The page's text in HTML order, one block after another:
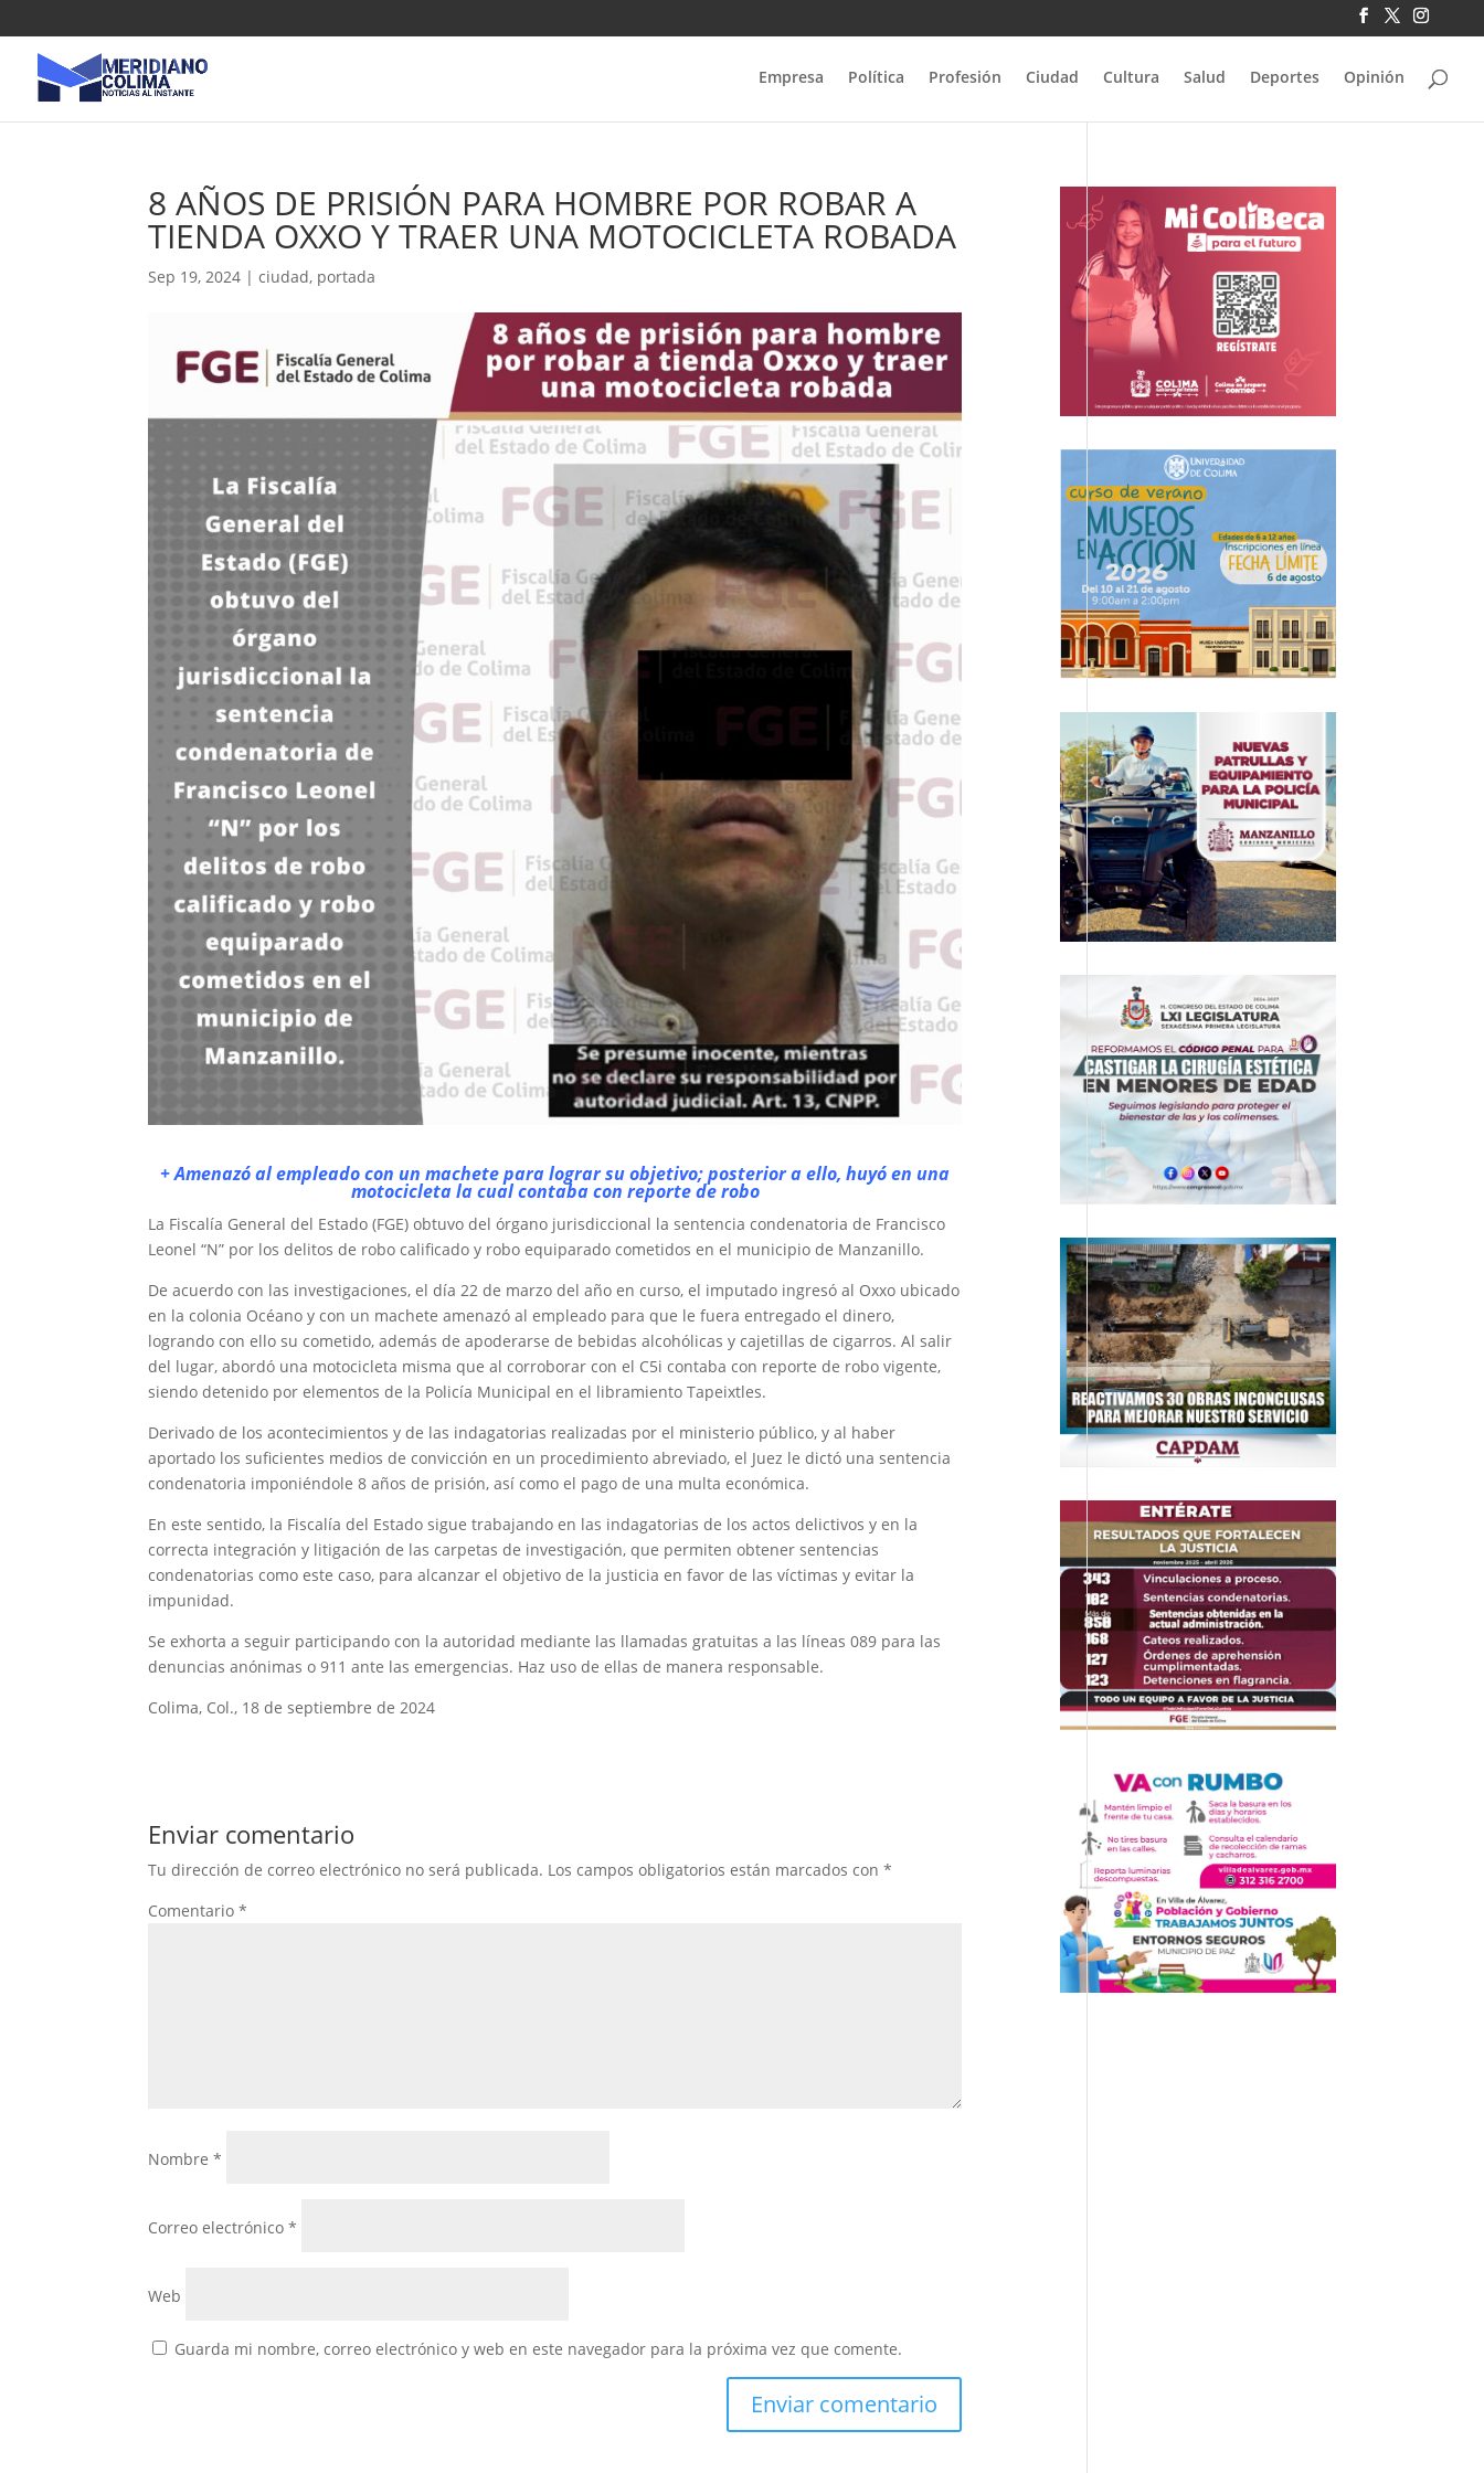
Empresa Política Profesión Ciudad Cultura Salud Deportes Opinión
8 AÑOS DE PRISIÓN PARA HOMBRE POR ROBAR A
TIENDA OXXO Y TRAER UNA MOTOCICLETA ROBADA
Sep 19, 2024 |ciudad, portada
+ Amenazó al empleado con un machete para lograr su objetivo; posterior a ello, huyó en una
motocicleta la cual contaba con reporte de robo
La Fiscalía General del Estado (FGE) obtuvo del órgano jurisdiccional la sentencia condenatoria de Francisco
Leonel “N” por los delitos de robo calificado y robo equiparado cometidos en el municipio de Manzanillo.
De acuerdo con las investigaciones, el día 22 de marzo del año en curso, el imputado ingresó al Oxxo ubicado
en la colonia Océano y con un machete amenazó al empleado para que le fuera entregado el dinero,
logrando con ello su cometido, además de apoderarse de bebidas alcohólicas y cajetillas de cigarros. Al salir
del lugar, abordó una motocicleta misma que al corroborar con el C5i contaba con reporte de robo vigente,
siendo detenido por elementos de la Policía Municipal en el libramiento Tapeixtles.
Derivado de los acontecimientos y de las indagatorias realizadas por el ministerio público, y al haber
aportado los suficientes medios de convicción en un procedimiento abreviado, el Juez le dictó una sentencia
condenatoria imponiéndole 8 años de prisión, así como el pago de una multa económica.
En este sentido, la Fiscalía del Estado sigue trabajando en las indagatorias de los actos delictivos y en la
correcta integración y litigación de las carpetas de investigación, que permiten obtener sentencias
condenatorias como este caso, para alcanzar el objetivo de la justicia en favor de las víctimas y evitar la
impunidad.
Se exhorta a seguir participando con la autoridad mediante las llamadas gratuitas a las líneas 089 para las
denuncias anónimas o 911 ante las emergencias. Haz uso de ellas de manera responsable.
Colima, Col., 18 de septiembre de 2024
Enviar comentario
Tu dirección de correo electrónico no será publicada. Los campos obligatorios están marcados con*
Comentario*
Nombre*
Correo electrónico*
Web
Guarda mi nombre, correo electrónico y web en este navegador para la próxima vez que comente.